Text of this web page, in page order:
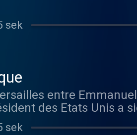
sek
entre
des Etats Unis a
sek